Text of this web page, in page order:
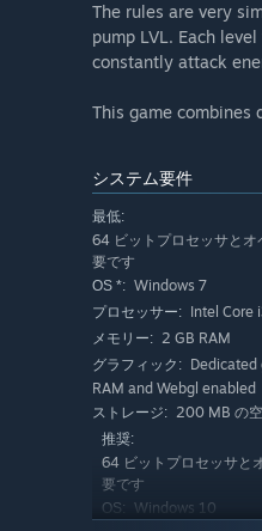
The rules are very
pump LVL. Each
constantly attack
This game combines
システム要件
最低:
64 ビットプロセッサと
要です
OS *: Windows 7
プロセッサー: Intel Core
メモリー: 2 GB RAM
グラフィック:
RAM and Webgl enabled
ストレージ: 200 MB の
推奨:
64 ビットプロセッサと
要です
OS: Windows 10